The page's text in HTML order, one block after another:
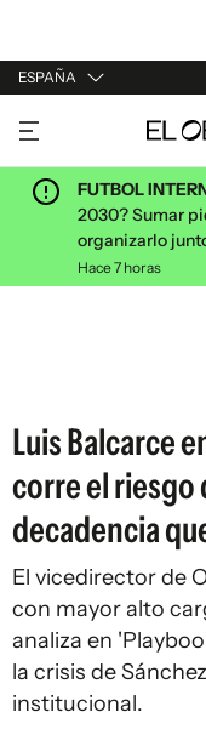
ESPAÑA
URUGUAY
ARGENTINA
ESPAÑA
ESTADOS UNIDOS
FUTBOL
2030? Sumar
organizarlo
Hace 7 horas
Luis Balcarce
corre el riesgo
decadencia
El vicedirector de
con mayor alto
analiza en
la crisis de
institucional.